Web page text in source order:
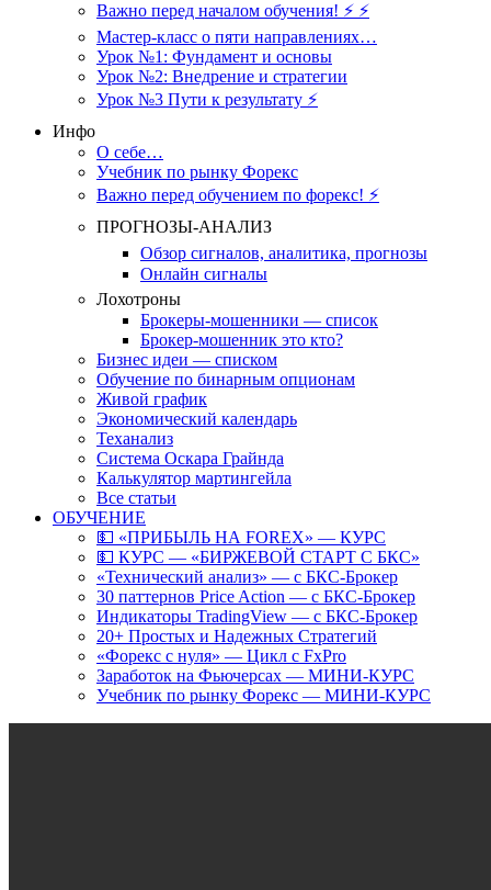
Важно перед началом обучения! ⚡ ⚡
Мастер-класс о пяти направлениях…
Урок №1: Фундамент и основы
Урок №2: Внедрение и стратегии
Урок №3 Пути к результату ⚡️
Инфо
О себе…
Учебник по рынку Форекс
Важно перед обучением по форекс! ⚡
ПРОГНОЗЫ-АНАЛИЗ
Обзор сигналов, аналитика, прогнозы
Онлайн сигналы
Лохотроны
Брокеры-мошенники — список
Брокер-мошенник это кто?
Бизнес идеи — списком
Обучение по бинарным опционам
Живой график
Экономический календарь
Теханализ
Система Оскара Грайнда
Калькулятор мартингейла
Все статьи
ОБУЧЕНИЕ
💵 «ПРИБЫЛЬ НА FOREX» — КУРС
💵 КУРС — «БИРЖЕВОЙ СТАРТ С БКС»
«Технический анализ» — с БКС-Брокер
30 паттернов Price Action — с БКС-Брокер
Индикаторы TradingView — с БКС-Брокер
20+ Простых и Надежных Стратегий
«Форекс с нуля» — Цикл с FxPro
Заработок на Фьючерсах — МИНИ-КУРС
Учебник по рынку Форекс — МИНИ-КУРС